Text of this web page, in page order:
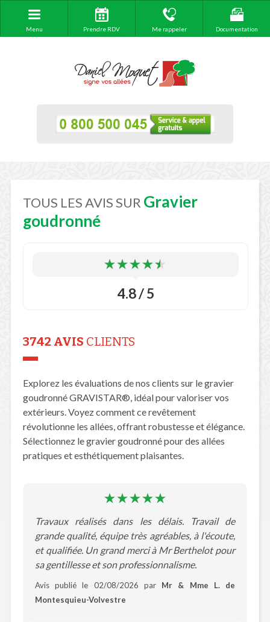
Menu Prendre RDV Me rappeler Documentation
TOUS LES AVIS SUR Gravier
goudronné
4.8 / 5
3742 AVIS CLIENTS
Explorez les évaluations de nos clients sur le gravier
goudronné GRAVISTAR®, idéal pour valoriser vos
extérieurs. Voyez comment ce revêtement
révolutionne les allées, offrant robustesse et élégance.
Sélectionnez le gravier goudronné pour des allées
pratiques et esthétiquement plaisantes.
Travaux réalisés dans les délais. Travail de
grande qualité, équipe très agréables, à l'écoute,
et qualifiée. Un grand merci à Mr Berthelot pour
sa gentillesse et son professionnalisme.
Avis publié le 02/08/2026 par Mr & Mme L. de
Montesquieu-Volvestre